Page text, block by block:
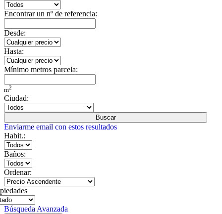
Encontrar un nº de referencia:
Desde:
Hasta:
Mínimo metros parcela:
m2
Ciudad:
Buscar
Enviarme email con estos resultados
Habit.:
Baños:
Ordenar:
Búsqueda Avanzada